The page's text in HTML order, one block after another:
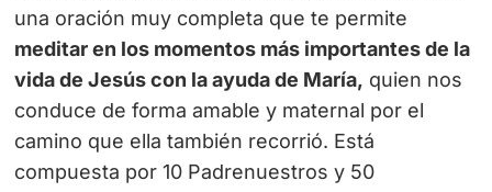
una oración muy completa que te permite
meditar en los momentos más importantes de la
vida de Jesús con la ayuda de María, quien nos
conduce de forma amable y maternal por el
camino que ella también recorrió. Está
compuesta por 10 Padrenuestros y 50